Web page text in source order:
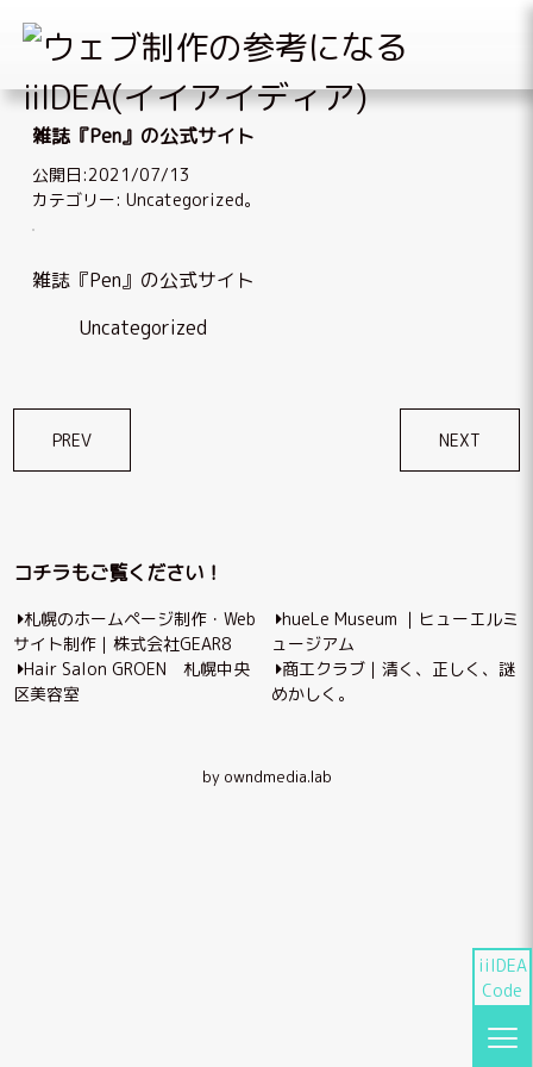
Skip
content
iiIDEA
Code
雑誌『Pen』の公式サイト
公開日:2021/07/13
カテゴリー:Uncategorized。
雑誌『Pen』の公式サイト
Uncategorized
稿
ゲ
ー
シ
ョ
PREV NEXT
コチラもご覧ください！
札幌のホームページ制作・Web
サイト制作｜株式会社GEAR8
hueLe Museum ｜ヒューエルミ
ュージアム
Hair Salon GROEN 札幌中央
区美容室
商工クラブ｜清く、正しく、謎
めかしく。
by owndmedia.lab